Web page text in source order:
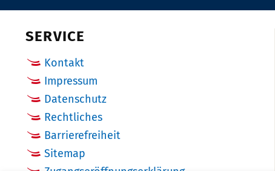
SERVICE
Kontakt
Impressum
Datenschutz
Rechtliches
Barrierefreiheit
Sitemap